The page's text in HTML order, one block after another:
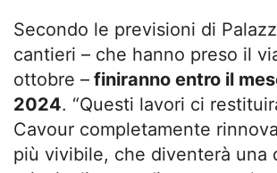
Secondo le previsioni di
cantieri – che hanno preso il
ottobre – finiranno entro il
2024. “Questi lavori ci
Cavour completamente
più vivibile, che diventerà una